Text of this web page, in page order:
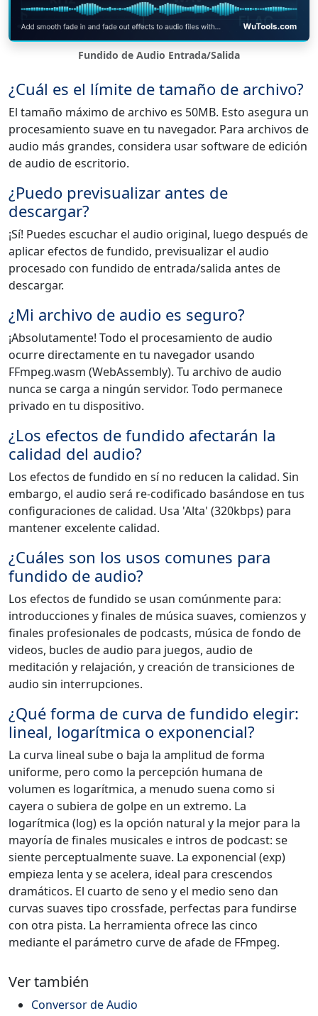
Fundido de Audio Entrada/Salida
¿Cuál es el límite de tamaño de archivo?
El tamaño máximo de archivo es 50MB. Esto asegura un
procesamiento suave en tu navegador. Para archivos de
audio más grandes, considera usar software de edición
de audio de escritorio.
¿Puedo previsualizar antes de
descargar?
¡Sí! Puedes escuchar el audio original, luego después de
aplicar efectos de fundido, previsualizar el audio
procesado con fundido de entrada/salida antes de
descargar.
¿Mi archivo de audio es seguro?
¡Absolutamente! Todo el procesamiento de audio
ocurre directamente en tu navegador usando
FFmpeg.wasm (WebAssembly). Tu archivo de audio
nunca se carga a ningún servidor. Todo permanece
privado en tu dispositivo.
¿Los efectos de fundido afectarán la
calidad del audio?
Los efectos de fundido en sí no reducen la calidad. Sin
embargo, el audio será re-codificado basándose en tus
configuraciones de calidad. Usa 'Alta' (320kbps) para
mantener excelente calidad.
¿Cuáles son los usos comunes para
fundido de audio?
Los efectos de fundido se usan comúnmente para:
introducciones y finales de música suaves, comienzos y
finales profesionales de podcasts, música de fondo de
videos, bucles de audio para juegos, audio de
meditación y relajación, y creación de transiciones de
audio sin interrupciones.
¿Qué forma de curva de fundido elegir:
lineal, logarítmica o exponencial?
La curva lineal sube o baja la amplitud de forma
uniforme, pero como la percepción humana de
volumen es logarítmica, a menudo suena como si
cayera o subiera de golpe en un extremo. La
logarítmica (log) es la opción natural y la mejor para la
mayoría de finales musicales e intros de podcast: se
siente perceptualmente suave. La exponencial (exp)
empieza lenta y se acelera, ideal para crescendos
dramáticos. El cuarto de seno y el medio seno dan
curvas suaves tipo crossfade, perfectas para fundirse
con otra pista. La herramienta ofrece las cinco
mediante el parámetro curve de afade de FFmpeg.
Ver también
Conversor de Audio